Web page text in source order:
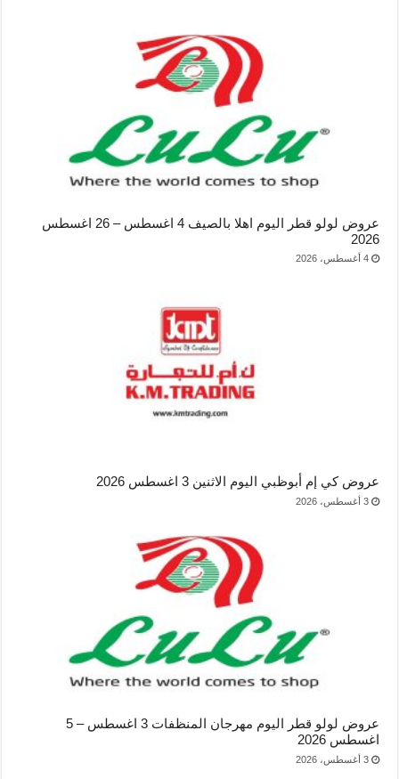
عروض لولو قطر اليوم اهلا بالصيف 4 اغسطس – 26 اغسطس
2026
4 أغسطس، 2026
عروض كي إم أبوظبي اليوم الاثنين 3 اغسطس 2026
3 أغسطس، 2026
عروض لولو قطر اليوم مهرجان المنظفات 3 اغسطس – 5
اغسطس 2026
3 أغسطس، 2026